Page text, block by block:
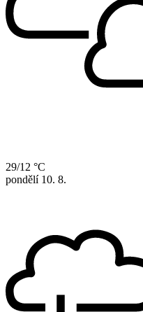
29/12 °C
pondělí 10. 8.